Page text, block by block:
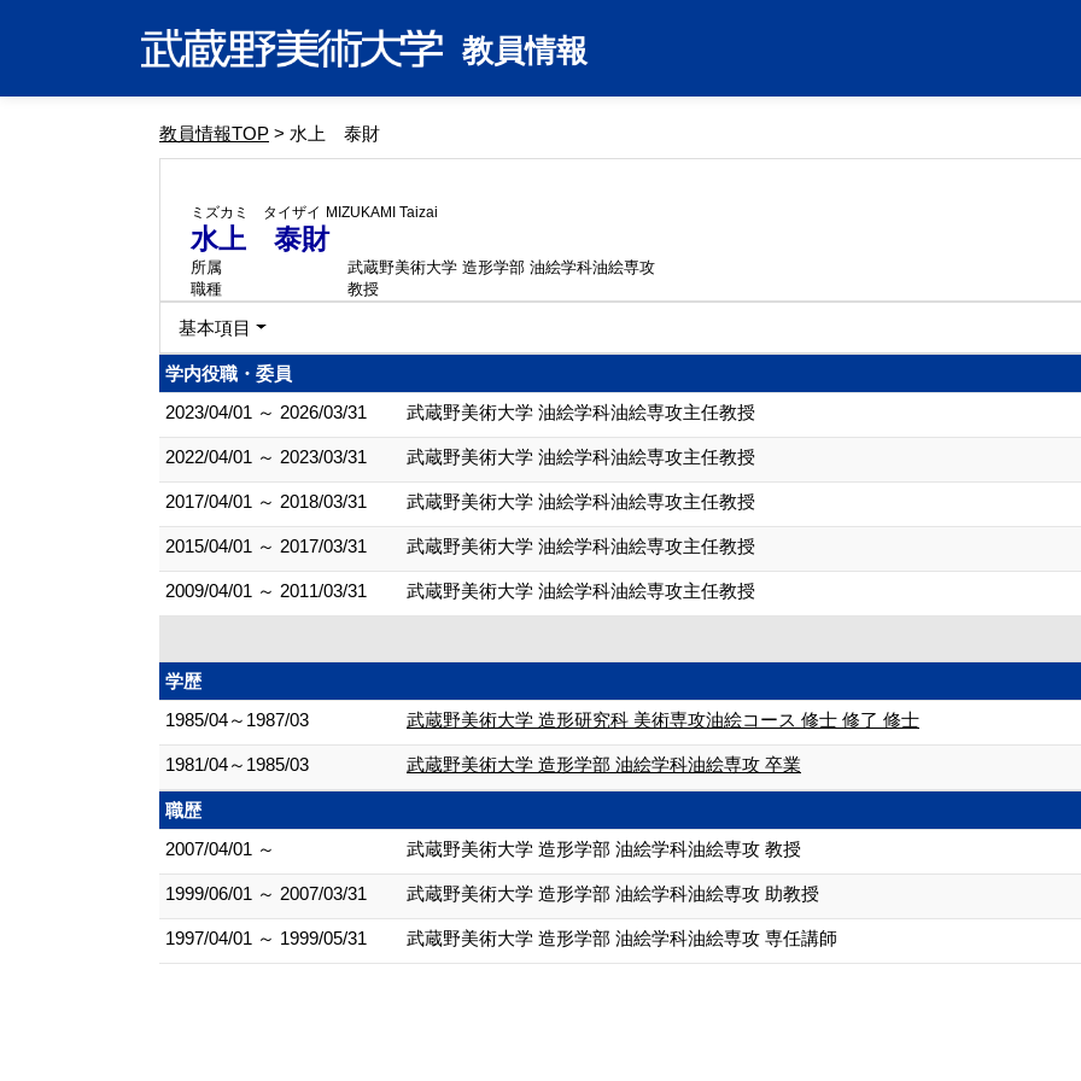
教員情報
教員情報TOP > 水上 泰財
ミズカミ タイザイ MIZUKAMI Taizai
水上 泰財
所属
武蔵野美術大学 造形学部 油絵学科油絵専攻
職種
教授
基本項目
学内役職・委員
2023/04/01 ～ 2026/03/31
武蔵野美術大学 油絵学科油絵専攻主任教授
2022/04/01 ～ 2023/03/31 武蔵野美術大学 油絵学科油絵専攻主任教授
2017/04/01 ～ 2018/03/31 武蔵野美術大学 油絵学科油絵専攻主任教授
2015/04/01 ～ 2017/03/31 武蔵野美術大学 油絵学科油絵専攻主任教授
2009/04/01 ～ 2011/03/31 武蔵野美術大学 油絵学科油絵専攻主任教授
学歴
1985/04～1987/03
武蔵野美術大学 造形研究科 美術専攻油絵コース 修士 修了 修士
1981/04～1985/03 武蔵野美術大学 造形学部 油絵学科油絵専攻 卒業
職歴
2007/04/01 ～
武蔵野美術大学 造形学部 油絵学科油絵専攻 教授
1999/06/01 ～ 2007/03/31 武蔵野美術大学 造形学部 油絵学科油絵専攻 助教授
1997/04/01 ～ 1999/05/31 武蔵野美術大学 造形学部 油絵学科油絵専攻 専任講師